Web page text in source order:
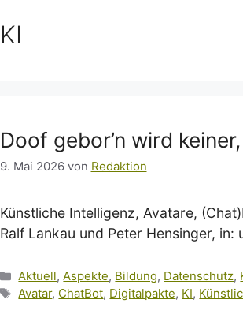
KI
Doof gebor’n wird
9. Mai 2026 von Redaktion
Künstliche Intelligenz, Avatare,
Ralf Lankau und Peter Hensinger,
Kategorien
Aktuell,Aspekte, Bildung, Datenschutz,
Schlagwörter
Avatar, ChatBot, Digitalpakte, KI ,